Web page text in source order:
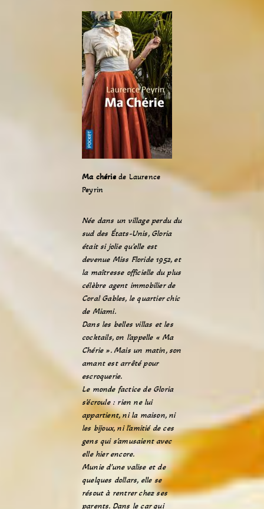
Ma chériede Laurence
Peyrin
Née dans un village perdu du
sud des États-Unis, Gloria
était si jolie qu’elle est
devenue Miss Floride 1952, et
la maîtresse officielle du plus
célèbre agent immobilier de
Coral Gables, le quartier chic
de Miami.
Dans les belles villas et les
cocktails, on l’appelle « Ma
Chérie ». Mais un matin, son
amant est arrêté pour
escroquerie.
Le monde factice de Gloria
s’écroule : rien ne lui
appartient, ni la maison, ni
les bijoux, ni l’amitié de ces
gens qui s’amusaient avec
elle hier encore.
Munie d’une valise et de
quelques dollars, elle se
résout à rentrer chez ses
parents. Dans le car qui